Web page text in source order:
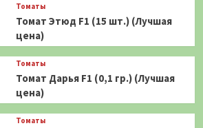
Томаты
Томат Этюд F1 (15 шт.) (Лучшая
цена)
Томаты
Томат Дарья F1 (0,1 гр.) (Лучшая
цена)
Томаты